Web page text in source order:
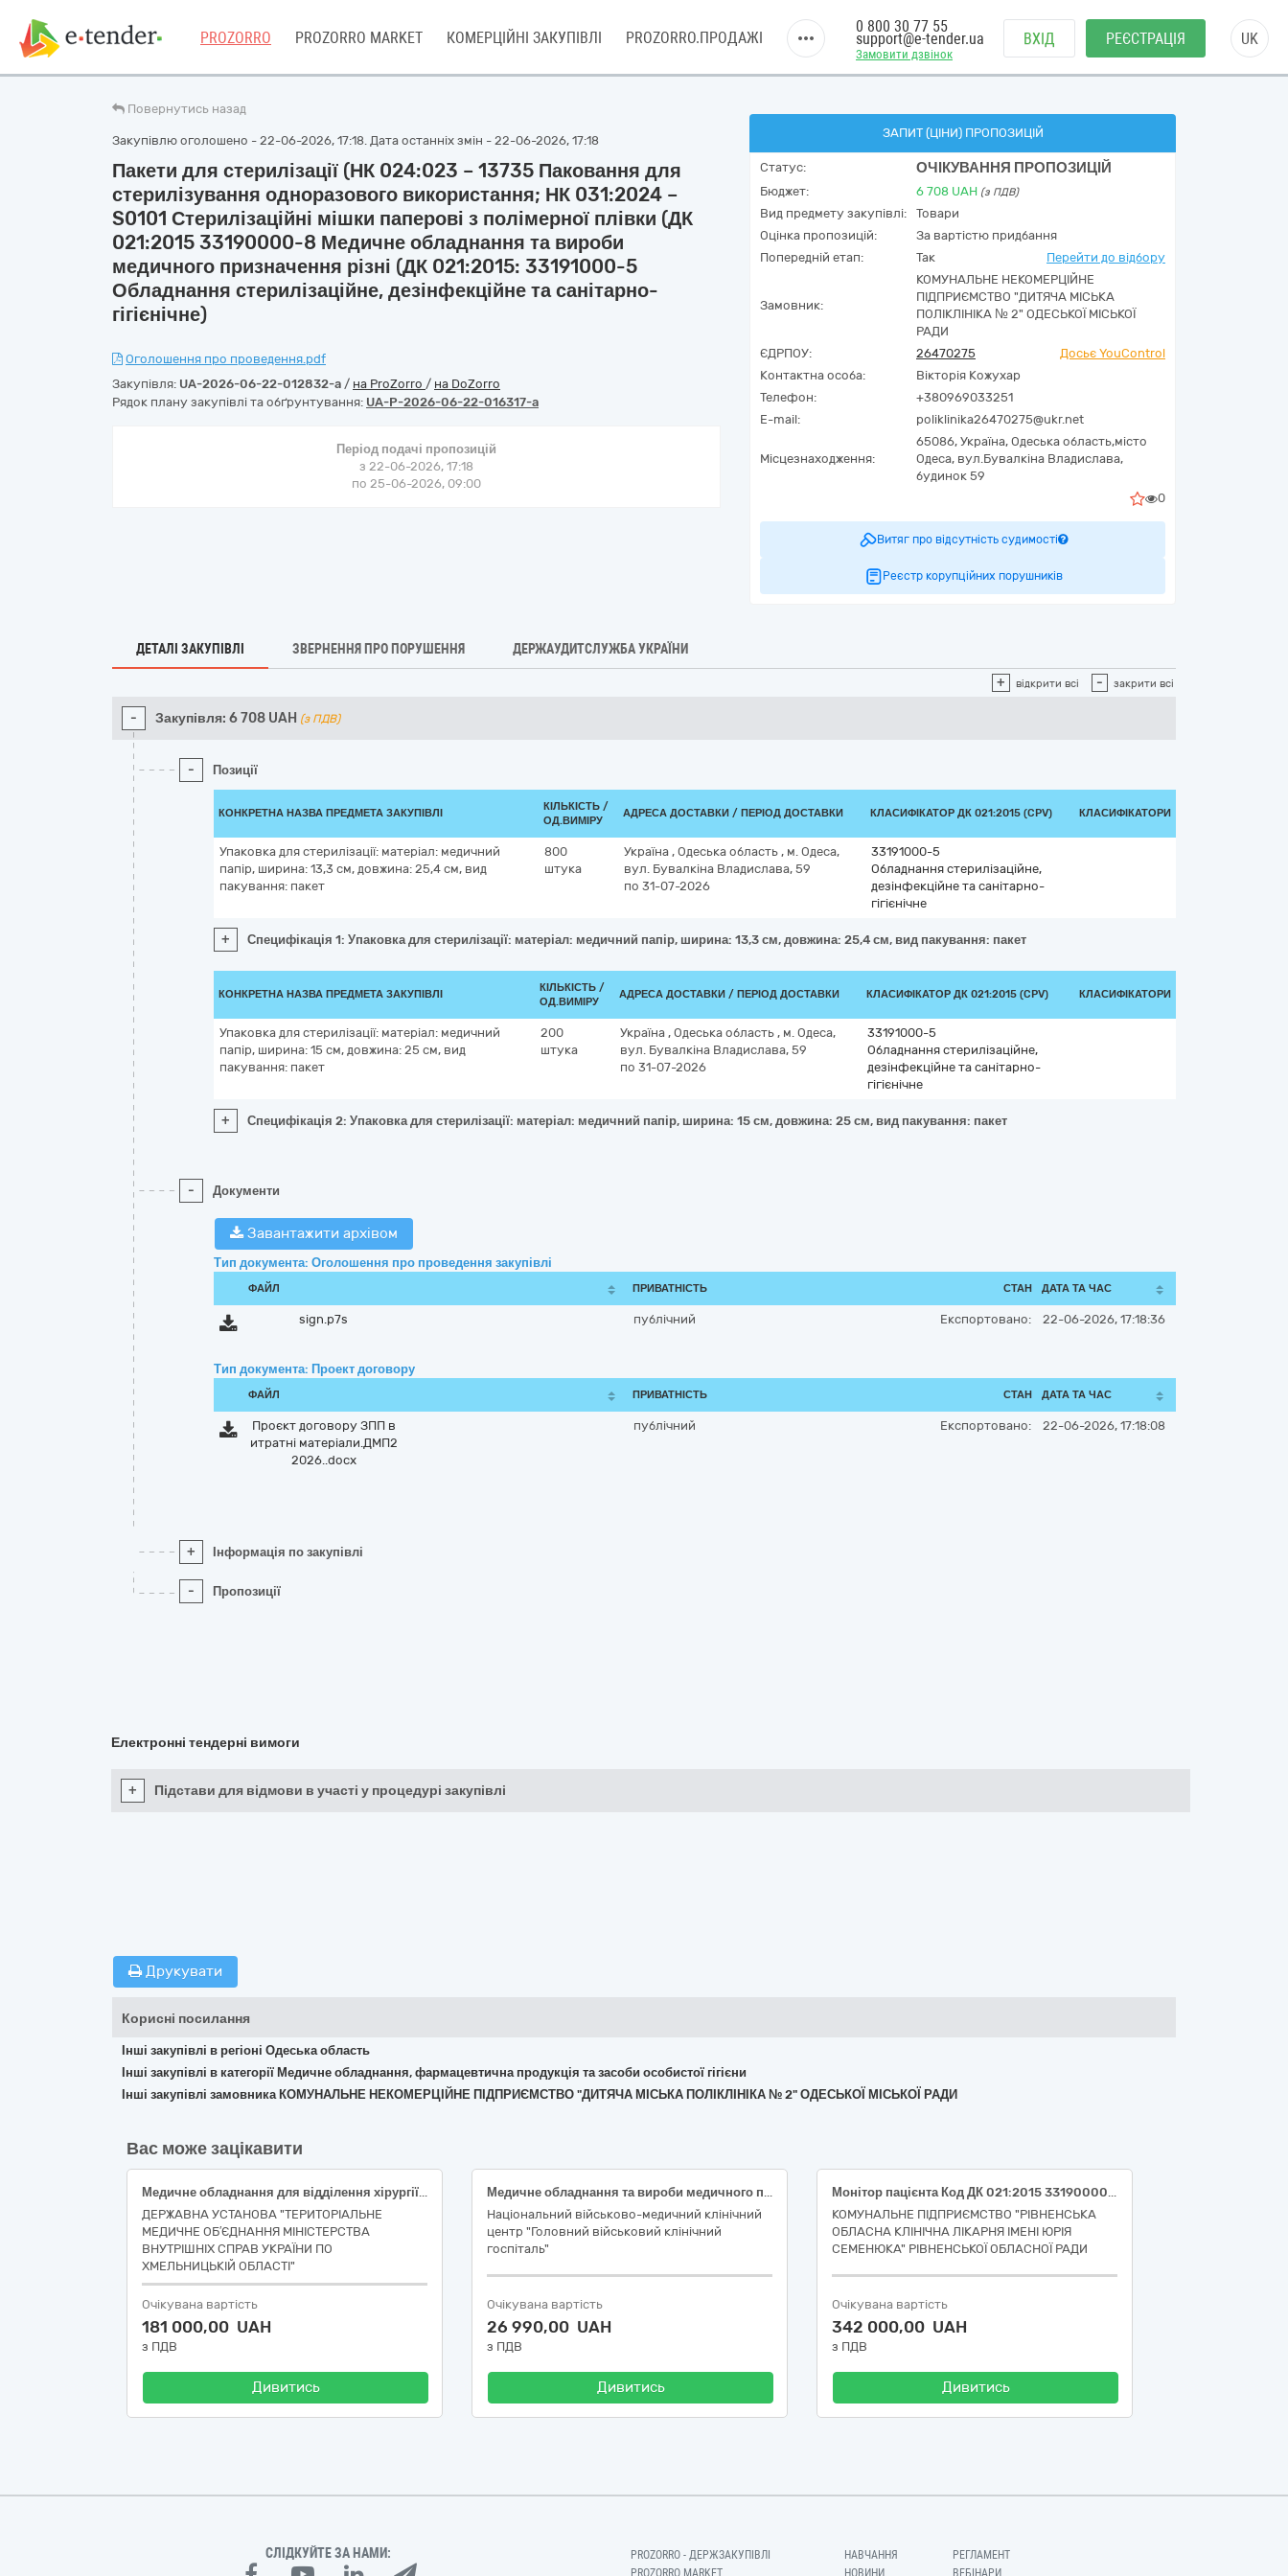
PROZORRO PROZORRO MARKET КОМЕРЦІЙНІ ЗАКУПІВЛІ PROZORRO.ПРОДАЖІ
Замовити дзвінок
0 800 30 77 55
support@e-tender.ua ВХІД РЕЄСТРАЦІЯ UK
Повернутись назад
Закупівлю оголошено - 22-06-2026, 17:18. Дата останніх змін - 22-06-2026, 17:18
Пакети для стерилізації (НК 024:023 – 13735 Паковання для
стерилізування одноразового використання; НК 031:2024 –
S0101 Стерилізаційні мішки паперові з полімерної плівки (ДК
021:2015 33190000-8 Медичне обладнання та вироби
медичного призначення різні (ДК 021:2015: 33191000-5
Обладнання стерилізаційне, дезінфекційне та санітарно-
гігієнічне)
Оголошення про проведення.pdf
Закупівля: UA-2026-06-22-012832-a / на ProZorro / на DoZorro
Рядок плану закупівлі та обґрунтування: UA-P-2026-06-22-016317-a
Період подачі пропозицій
з 22-06-2026, 17:18
по 25-06-2026, 09:00
ЗАПИТ (ЦІНИ) ПРОПОЗИЦІЙ
Статус: ОЧІКУВАННЯ ПРОПОЗИЦІЙ
Бюджет: 6 708 UAH (з ПДВ)
Вид предмету закупівлі:
Товари
Оцінка пропозицій:
За вартістю придбання
Попередній етап:
Так Перейти до відбору
Замовник:
КОМУНАЛЬНЕ НЕКОМЕРЦІЙНЕ
ПІДПРИЄМСТВО "ДИТЯЧА МІСЬКА
ПОЛІКЛІНІКА № 2" ОДЕСЬКОЇ МІСЬКОЇ
РАДИ
ЄДРПОУ:
26470275
Досьє YouControl
Контактна особа:
Вікторія Кожухар
Телефон:
+380969033251
E-mail:
poliklinika26470275@ukr.net
Місцезнаходження:
65086, Україна, Одеська область,місто
Одеса, вул.Бувалкіна Владислава,
будинок 59
0
Витяг про відсутність судимості
Реєстр корупційних порушників
ДЕТАЛІ ЗАКУПІВЛІ ЗВЕРНЕННЯ ПРО ПОРУШЕННЯ ДЕРЖАУДИТСЛУЖБА УКРАЇНИ
+ відкрити всі - закрити всі
- Закупівля: 6 708 UAH (з ПДВ)
- Позиції
КОНКРЕТНА НАЗВА ПРЕДМЕТА ЗАКУПІВЛІ
КІЛЬКІСТЬ /
ОД.ВИМІРУ
АДРЕСА ДОСТАВКИ / ПЕРІОД ДОСТАВКИ КЛАСИФІКАТОР ДК 021:2015 (CPV) КЛАСИФІКАТОРИ
Упаковка для стерилізації: матеріал: медичний
папір, ширина: 13,3 см, довжина: 25,4 см, вид
пакування: пакет
800
штука
Україна , Одеська область , м. Одеса,
вул. Бувалкіна Владислава, 59
по 31-07-2026
33191000-5
Обладнання стерилізаційне,
дезінфекційне та санітарно-
гігієнічне
+ Специфікація 1: Упаковка для стерилізації: матеріал: медичний папір, ширина: 13,3 см, довжина: 25,4 см, вид пакування: пакет
КОНКРЕТНА НАЗВА ПРЕДМЕТА ЗАКУПІВЛІ
КІЛЬКІСТЬ /
ОД.ВИМІРУ
АДРЕСА ДОСТАВКИ / ПЕРІОД ДОСТАВКИ КЛАСИФІКАТОР ДК 021:2015 (CPV) КЛАСИФІКАТОРИ
Упаковка для стерилізації: матеріал: медичний
папір, ширина: 15 см, довжина: 25 см, вид
пакування: пакет
200
штука
Україна , Одеська область , м. Одеса,
вул. Бувалкіна Владислава, 59
по 31-07-2026
33191000-5
Обладнання стерилізаційне,
дезінфекційне та санітарно-
гігієнічне
+ Специфікація 2: Упаковка для стерилізації: матеріал: медичний папір, ширина: 15 см, довжина: 25 см, вид пакування: пакет
- Документи
Завантажити архівом
Тип документа: Оголошення про проведення закупівлі
ФАЙЛ ПРИВАТНІСТЬ СТАН ДАТА ТА ЧАС
sign.p7s публічний Експортовано: 22-06-2026, 17:18:36
Тип документа: Проект договору
ФАЙЛ ПРИВАТНІСТЬ СТАН ДАТА ТА ЧАС
Проєкт договору ЗПП в
итратні матеріали.ДМП2
2026..docx
публічний Експортовано: 22-06-2026, 17:18:08
+ Інформація по закупівлі
- Пропозиції
Електронні тендерні вимоги
+ Підстави для відмови в участі у процедурі закупівлі
Друкувати
Корисні посилання
Інші закупівлі в регіоні Одеська область
Інші закупівлі в категорії Медичне обладнання, фармацевтична продукція та засоби особистої гігієни
Інші закупівлі замовника КОМУНАЛЬНЕ НЕКОМЕРЦІЙНЕ ПІДПРИЄМСТВО "ДИТЯЧА МІСЬКА ПОЛІКЛІНІКА № 2" ОДЕСЬКОЇ МІСЬКОЇ РАДИ
Вас може зацікавити
Медичне обладнання для відділення хірургії за кодом ДК 021:2015: 33190000-8 — Медичне обладнання та вироби медичного призначення різні
ДЕРЖАВНА УСТАНОВА "ТЕРИТОРІАЛЬНЕ
МЕДИЧНЕ ОБ′ЄДНАННЯ МІНІСТЕРСТВА
ВНУТРІШНІХ СПРАВ УКРАЇНИ ПО
ХМЕЛЬНИЦЬКІЙ ОБЛАСТІ"
Очікувана вартість
181 000,00 UAH
з ПДВ
Дивитись
Медичне обладнання та вироби медичного призначення різні, код 33190000-8 за ДК 021:2015 «Єдиний закупівельний словник» (Меблі медичного призначення, код 33192000-2 за ДК 021:2015 «Єдиний закупівельний словник»; код 46978 за НК 024:2023 – Реанімаційний візок без обладнання; код V0899 за НК 031:2024 - МЕДИЧНЕ ДОПОМІЖНЕ ОБЛАДНАННЯ – ІНШЕ)
Національний військово-медичний клінічний
центр "Головний військовий клінічний
госпіталь"
Очікувана вартість
26 990,00 UAH
з ПДВ
Дивитись
Монітор пацієнта Код ДК 021:2015 33190000-8 – Медичне обладнання та вироби медичного призначення різні Код НК 024:2023 33586 – Система моніторингу фізіологічних показників одного пацієнта Код НК 030:2024 Z1203020201 – ПРИЛІЖКОВІ МУЛЬТИПАРАМЕТРИЧНІ МОНІТОРИ ПАЦІЄНТА
КОМУНАЛЬНЕ ПІДПРИЄМСТВО "РІВНЕНСЬКА
ОБЛАСНА КЛІНІЧНА ЛІКАРНЯ ІМЕНІ ЮРІЯ
СЕМЕНЮКА" РІВНЕНСЬКОЇ ОБЛАСНОЇ РАДИ
Очікувана вартість
342 000,00 UAH
з ПДВ
Дивитись
СЛІДКУЙТЕ ЗА НАМИ:
PROZORRO - ДЕРЖЗАКУПІВЛІ
PROZORRO MARKET
НАВЧАННЯ
НОВИНИ
РЕГЛАМЕНТ
ВЕБІНАРИ